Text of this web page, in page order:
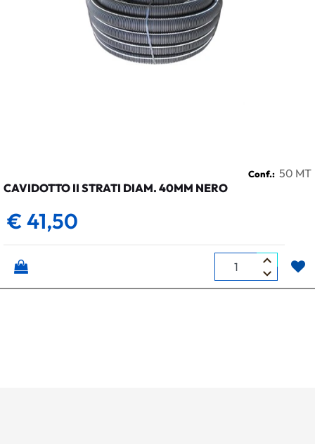
Conf.: 50 MT
CAVIDOTTO II STRATI DIAM. 40MM NERO
€ 41,50
Quantità